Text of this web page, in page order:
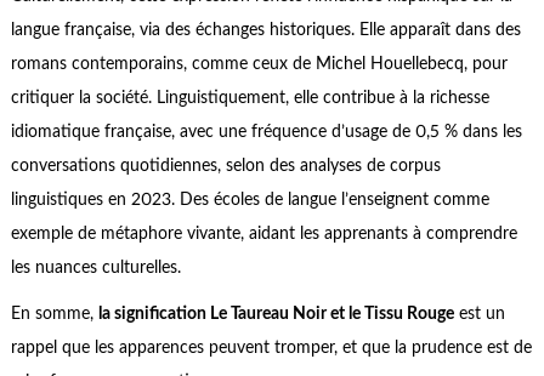
langue française, via des échanges historiques. Elle apparaît dans des
romans contemporains, comme ceux de Michel Houellebecq, pour
critiquer la société. Linguistiquement, elle contribue à la richesse
idiomatique française, avec une fréquence d’usage de 0,5 % dans les
conversations quotidiennes, selon des analyses de corpus
linguistiques en 2023. Des écoles de langue l’enseignent comme
exemple de métaphore vivante, aidant les apprenants à comprendre
les nuances culturelles.
En somme, la signification Le Taureau Noir et le Tissu Rougeest un
rappel que les apparences peuvent tromper, et que la prudence est de